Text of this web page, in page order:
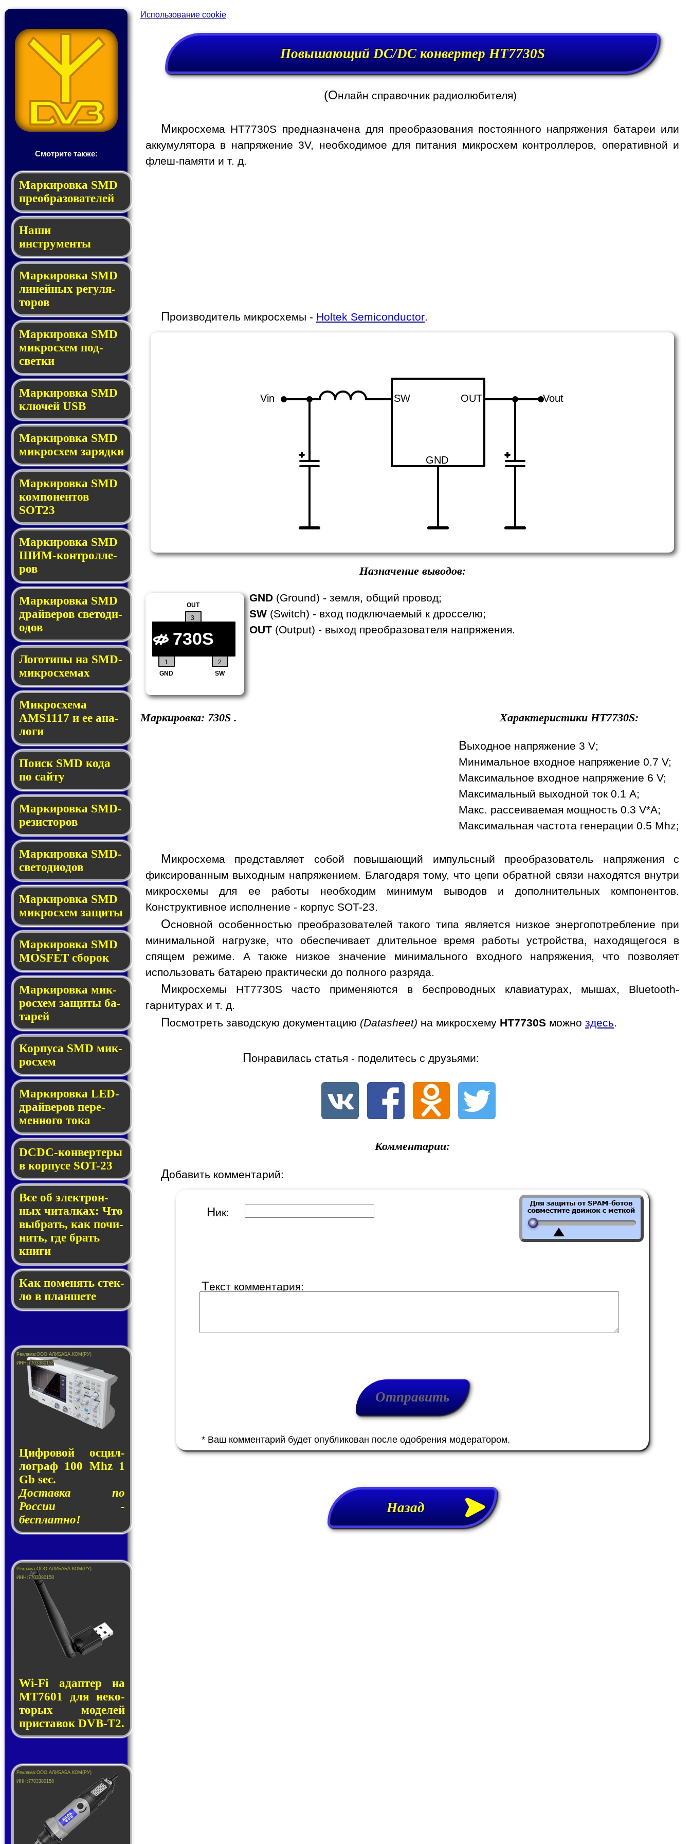
Смотрите также:
Мар­ки­ров­ка SMD
пре­об­ра­зо­ва­те­лей
Наши
инструменты
Маркировка SMD
ли­ней­ных ре­гу­ля­
то­ров
Маркировка SMD
мик­ро­схем под­
свет­ки
Маркировка SMD
клю­чей USB
Маркировка SMD
мик­рос­хем за­ряд­ки
Маркировка SMD
ком­по­нен­тов
SOT23
Маркировка SMD
ШИМ-кон­трол­ле­
ров
Маркировка SMD
драй­ве­ров све­то­ди­
о­дов
Логотипы на SMD-
мик­ро­схе­мах
Микросхема
AMS1117 и ее ана­
ло­ги
Поиск SMD ко­да
по сай­ту
Маркировка SMD-
ре­зис­то­ров
Маркировка SMD-
све­то­дио­дов
Мар­ки­ров­ка SMD
мик­рос­хем защиты
Мар­ки­ров­ка SMD
MOSFET сбо­рок
Мар­ки­ров­ка мик­
ро­схем за­щи­ты ба­
та­рей
Корпуса SMD мик­
ро­схем
Маркировка LED-
драй­ве­ров пе­ре­
мен­но­го то­ка
DCDC-кон­вер­те­ры
в кор­пу­се SOT-23
Все об элек­трон­
ных чи­тал­ках: Что
выб­рать, как по­чи­
нить, где брать
кни­ги
Как по­ме­нять стек­
ло в планшете
Циф­ро­вой ос­цил­
лог­раф 100 Mhz 1
Gb sec.
Доставка по
России -
бесплатно!
Wi-Fi адап­тер на
MT7601 для не­ко­
то­рых мо­де­лей
прис­та­вок DVB-T2.
Использование cookie
Повышающий DC/DC конвертер HT7730S
(Онлайн справочник радиолюбителя)
Микросхема HT7730S предназначена для преобразования постоянного напряжения батареи или
аккумулятора в напряжение 3V, необходимое для питания микросхем контроллеров, оперативной и
флеш-памяти и т. д.
Производитель микросхемы - Holtek Semiconductor.
Vin Vout
SW OUT
GND
Назначение выводов:
1
2
GND
SW
OUT
3
730S
GND (Ground) - земля, общий провод;
SW (Switch) - вход подключаемый к дросселю;
OUT (Output) - выход преобразователя напряжения.
Маркировка: 730S . Характеристики HT7730S:
Выходное напряжение 3 V;
Минимальное входное напряжение 0.7 V;
Максимальное входное напряжение 6 V;
Максимальный выходной ток 0.1 A;
Макс. рассеиваемая мощность 0.3 V*A;
Максимальная частота генерации 0.5 Mhz;
Микросхема представляет собой повышающий импульсный преобразователь напряжения с
фиксированным выходным напряжением. Благодаря тому, что цепи обратной связи находятся внутри
микросхемы для ее работы необходим минимум выводов и дополнительных компонентов.
Конструктивное исполнение - корпус SOT-23.
Основной особенностью преобразователей такого типа является низкое энергопотребление при
минимальной нагрузке, что обеспечивает длительное время работы устройства, находящегося в
спящем режиме. А также низкое значение минимального входного напряжения, что позволяет
использовать батарею практически до полного разряда.
Микросхемы HT7730S часто применяются в беcпроводных клавиатурах, мышах, Bluetooth-
гарнитурах и т. д.
Посмотреть заводскую документацию (Datasheet) на микросхему HT7730S можно здесь.
Понравилась статья - поделитесь с друзьями:
Комментарии:
Добавить комментарий:
Ник:
Текст комментария:
* Ваш комментарий будет опубликован после одобрения модератором.
Назад